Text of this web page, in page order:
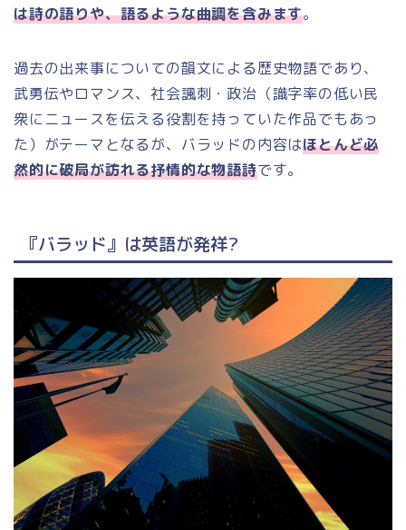
は詩の語りや、語るような曲調を含みます。
過去の出来事についての韻文による歴史物語であり、
武勇伝やロマンス、社会諷刺・政治（識字率の低い民
衆にニュースを伝える役割を持っていた作品でもあっ
た） がテーマとなるが、バラッドの内容はほとんど必
然的に破局が訪れる抒情的な物語詩です。
『バラッド』は英語が発祥?